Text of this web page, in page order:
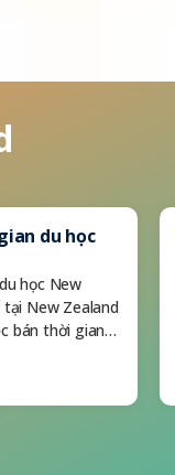
du học
học New
tại New Zealand
bán thời gian…